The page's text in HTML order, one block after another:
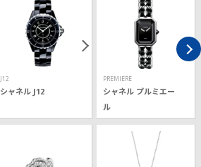
J12
シャネル J12
PREMIERE
シャネル プルミエー
ル